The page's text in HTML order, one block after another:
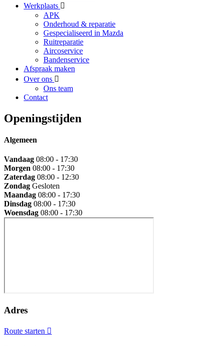
Werkplaats
APK
Onderhoud & reparatie
Gespecialiseerd in Mazda
Ruitreparatie
Aircoservice
Bandenservice
Afspraak maken
Over ons
Ons team
Contact
Openingstijden
Algemeen
Vandaag 08:00 - 17:30
Morgen 08:00 - 17:30
Zaterdag 08:00 - 12:30
Zondag Gesloten
Maandag 08:00 - 17:30
Dinsdag 08:00 - 17:30
Woensdag 08:00 - 17:30
Adres
Route starten